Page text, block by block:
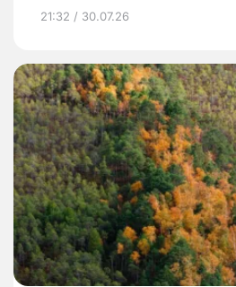
21:32 / 30.07.26